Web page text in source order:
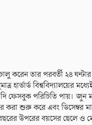
করেন তার পরবর্তী ২৪
হার্ভার্ড বিশ্ববিদ্যালয়ের
ফেসবুক পরিচিতি পায়। জুন
শুরু করে এবং ডিসেম্বর
উপরের বয়সের ছেলে ও